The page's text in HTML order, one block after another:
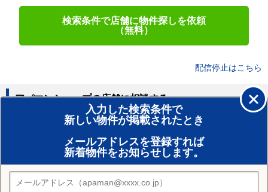
検索条件で店舗に物件探しを依頼
（無料）
配信停止はこちら
入力した検索条件で
新しい物件が掲載されたとき
メールアドレスを登録すれば
新着物件をお知らせします。
アパマンショップの店舗に相談する
賃貸のプロがお部屋探し！
おまかせ物件リクエスト
住みたい街の店舗を探す
店舗検索